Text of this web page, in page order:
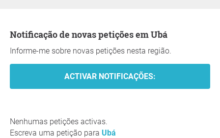
Notificação de novas petições em Ubá
Informe-me sobre novas petições nesta região.
Nenhumas petições activas.
Escreva uma petição para Ubá